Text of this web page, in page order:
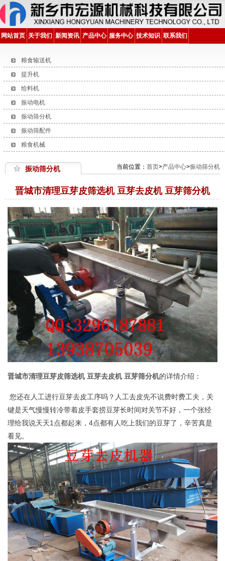
网站首页 关于我们 新闻资讯 产品中心 服务中心 技术知识 联系我们
粮食输送机
提升机
给料机
振动电机
振动筛分机
振动筛配件
粮食机械
振动筛分机 当前位置： 首页>产品中心>振动筛分机
晋城市清理豆芽皮筛选机 豆芽去皮机 豆芽筛分机
晋城市清理豆芽皮筛选机 豆芽去皮机 豆芽筛分机的详情介绍：
您还在人工进行豆芽去皮工序吗？人工去皮先不说费时费工夫，关
键是天气慢慢转冷带着皮手套捞豆芽长时间对关节不好，一个张经
理给我说天天1点都起来，4点都有人吃上我们的豆芽了，辛苦真是
看见。